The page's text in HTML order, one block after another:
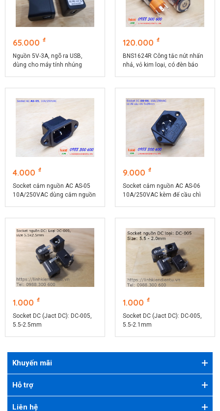
65.000 ₫
Nguồn 5V-3A, ngõ ra USB,
dùng cho máy tính nhúng
120.000 ₫
BNS1624R Công tắc nút nhấn
nhả, vỏ kim loại, có đèn báo
4.000 ₫
Socket cắm nguồn AC AS-05
10A/250VAC dùng cắm nguồn
9.000 ₫
Socket cắm nguồn AC AS-06
10A/250VAC kèm đế cầu chì
1.000 ₫
Socket DC (Jact DC): DC-005,
5.5-2.5mm
1.000 ₫
Socket DC (Jact DC): DC-005,
5.5-2.1mm
Khuyến mãi
Hỗ trợ
Liên hệ